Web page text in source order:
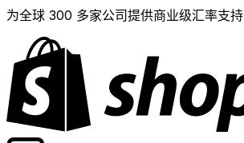
为全球 300 多家公司提供商业级汇率支持